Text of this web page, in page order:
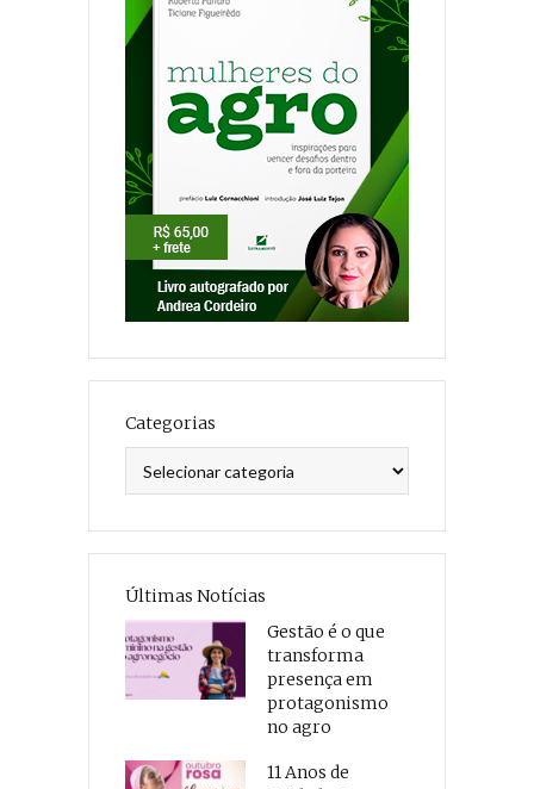
Categorias
Últimas Notícias
Gestão é o que
transforma
presença em
protagonismo
no agro
11 Anos de